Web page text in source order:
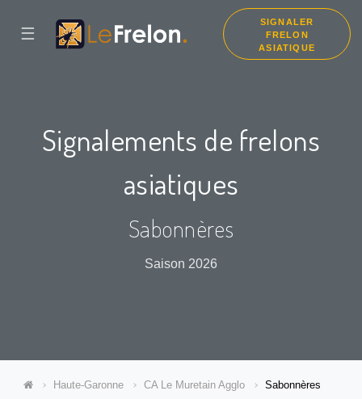
☰
SIGNALER
FRELON
ASIATIQUE
Signalements de frelons
asiatiques
Sabonnères
Saison 2026
Haute-Garonne CA Le Muretain Agglo Sabonnères